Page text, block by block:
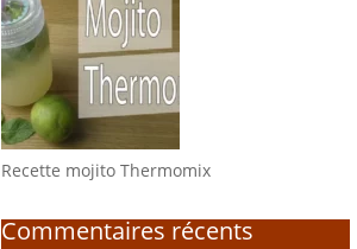
Recette mojito Thermomix
Commentaires récents